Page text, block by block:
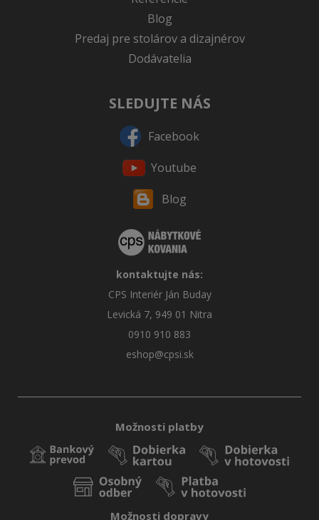
Blog
Predaj pre stolárov a dizajnérov
Dodávatelia
SLEDUJTE NÁS
Facebook
Youtube
Blog
kontaktujte nás:
CPS Interiér Ján Buday
Levická 7, 949 01 Nitra
0910 910 883
eshop@cpsi.sk
Možnosti platby
Možnosti dopravy